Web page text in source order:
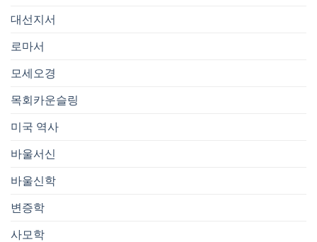
대선지서
로마서
모세오경
목회카운슬링
미국 역사
바울서신
바울신학
변증학
사모학